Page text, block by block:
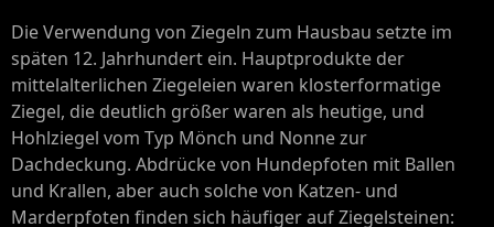
Die Verwendung von Ziegeln zum Hausbau setzte im
späten 12. Jahrhundert ein. Hauptprodukte der
mittelalterlichen Ziegeleien waren klosterformatige
Ziegel, die deutlich größer waren als heutige, und
Hohlziegel vom Typ Mönch und Nonne zur
Dachdeckung. Abdrücke von Hundepfoten mit Ballen
und Krallen, aber auch solche von Katzen- und
Marderpfoten finden sich häufiger auf Ziegelsteinen: